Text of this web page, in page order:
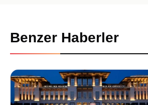
Benzer Haberler